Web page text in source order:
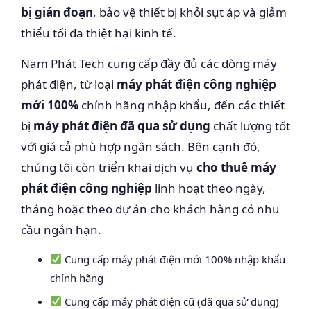
bị gián đoạn, bảo vệ thiết bị khỏi sụt áp và giảm
thiểu tối đa thiệt hại kinh tế.
Nam Phát Tech cung cấp đầy đủ các dòng máy
phát điện, từ loại máy phát điện công nghiệp
mới 100% chính hãng nhập khẩu, đến các thiết
bị máy phát điện đã qua sử dụng chất lượng tốt
với giá cả phù hợp ngân sách. Bên cạnh đó,
chúng tôi còn triển khai dịch vụ cho thuê máy
phát điện công nghiệp linh hoạt theo ngày,
tháng hoặc theo dự án cho khách hàng có nhu
cầu ngắn hạn.
Cung cấp máy phát điện mới 100% nhập khẩu
chính hãng
Cung cấp máy phát điện cũ (đã qua sử dụng)